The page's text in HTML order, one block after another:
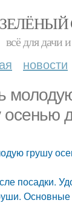
ЗЕЛЁНЫЙ
всё для дачи
новости
грушу
посадки.